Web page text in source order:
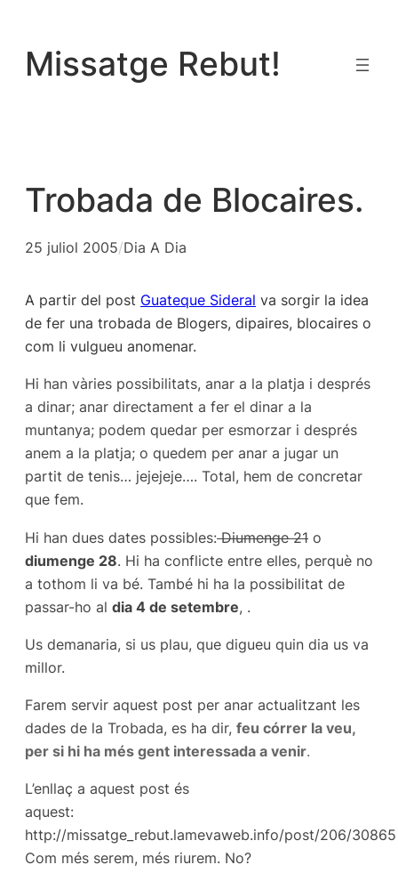
contingut
Missatge Rebut!
Trobada de Blocaires.
25 juliol 2005/Dia A Dia
A partir del post Guateque Sideral va sorgir la idea
de fer una trobada de Blogers, dipaires, blocaires o
com li vulgueu anomenar.
Hi han vàries possibilitats, anar a la platja i després
a dinar; anar directament a fer el dinar a la
muntanya; podem quedar per esmorzar i després
anem a la platja; o quedem per anar a jugar un
partit de tenis… jejejeje…. Total, hem de concretar
que fem.
Hi han dues dates possibles:Diumenge 21 o
diumenge 28. Hi ha conflicte entre elles, perquè no
a tothom li va bé. També hi ha la possibilitat de
passar-ho al dia 4 de setembre, .
Us demanaria, si us plau, que digueu quin dia us va
millor.
Farem servir aquest post per anar actualitzant les
dades de la Trobada, es ha dir, feu córrer la veu,
per si hi ha més gent interessada a venir.
L’enllaç a aquest post és
aquest:
http://missatge_rebut.lamevaweb.info/post/206/30865
Com més serem, més riurem. No?